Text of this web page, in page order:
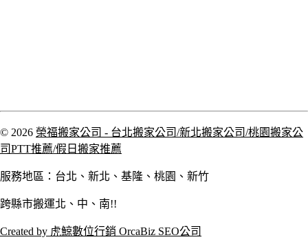
© 2026 榮福搬家公司 - 台北搬家公司/新北搬家公司/桃園搬家公
司PTT推薦/假日搬家推薦
服務地區：台北、新北、基隆、桃園、新竹
跨縣市搬運北、中、南!!
Created by 虎鯨數位行銷 OrcaBiz SEO公司